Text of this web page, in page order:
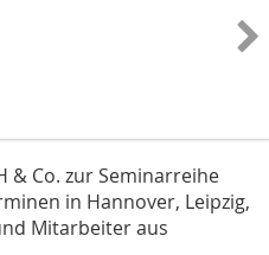
& Co. zur Seminarreihe
in Hannover, Leipzig,
Mitarbeiter aus